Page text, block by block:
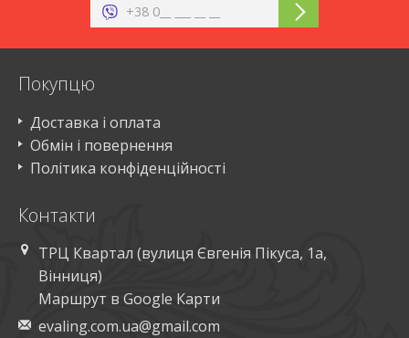
Покупцю
Доставка і оплата
Обмін і повернення
Політика конфіденційності
Контакти
ТРЦ Квартал (вулиця Євгенія Пікуса, 1а,
Вінниця)
Маршрут в Google Карти
evaling.com.ua@gmail.com